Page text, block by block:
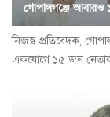
গোপালগঞ্জে আবারও
নিজস্ব প্রতিবেদক,
একযোগে ১৫ জন